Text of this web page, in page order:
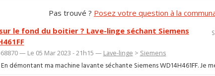
Pas trouvé ? Posez votre question à la
le fond du boitier ? Lave-linge séchant Siemens
— Le 05 Mar 2023 - 21h15 — Lave-linge > Siemens
démontant ma machine lavante séchante Siemens WD14H461FF. Je